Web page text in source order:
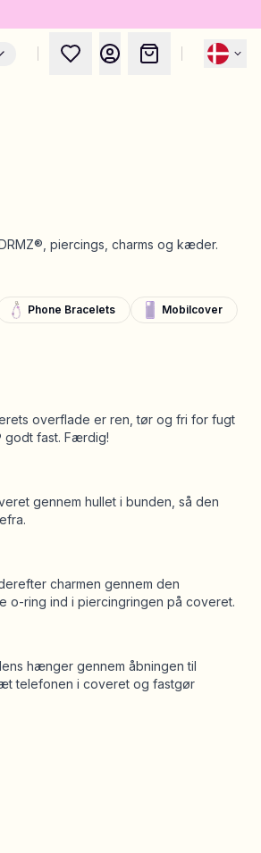
piercings, charms og kæder.
Phone Bracelets
Mobilcover
overflade er ren, tør og fri for fugt
godt fast. Færdig!
gennem hullet i bunden, så den
charmen gennem den
o-ring ind i piercingringen på coveret.
hænger gennem åbningen til
telefonen i coveret og fastgør